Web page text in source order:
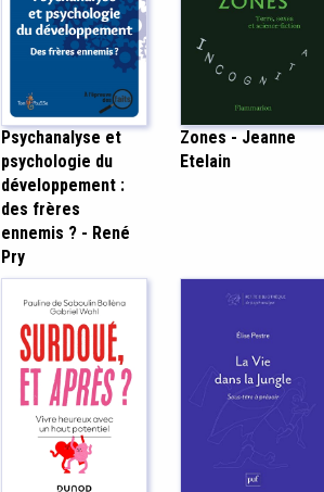
Psychanalyse et
psychologie du
développement :
des frères
ennemis ? - René
Pry
Zones - Jeanne
Etelain